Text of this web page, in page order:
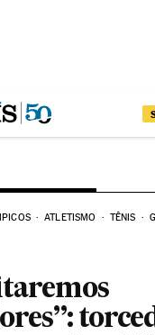
ATLETISMO TÊNIS